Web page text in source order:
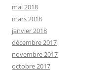
mai 2018
mars 2018
janvier 2018
décembre 2017
novembre 2017
octobre 2017